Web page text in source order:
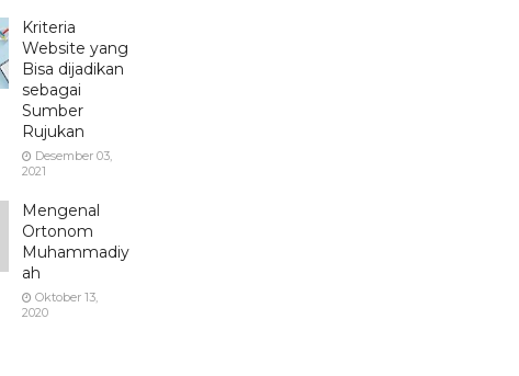
Kriteria
Website yang
Bisa dijadikan
sebagai
Sumber
Rujukan
Desember 03,
2021
Mengenal
Ortonom
Muhammadiy
ah
Oktober 13,
2020